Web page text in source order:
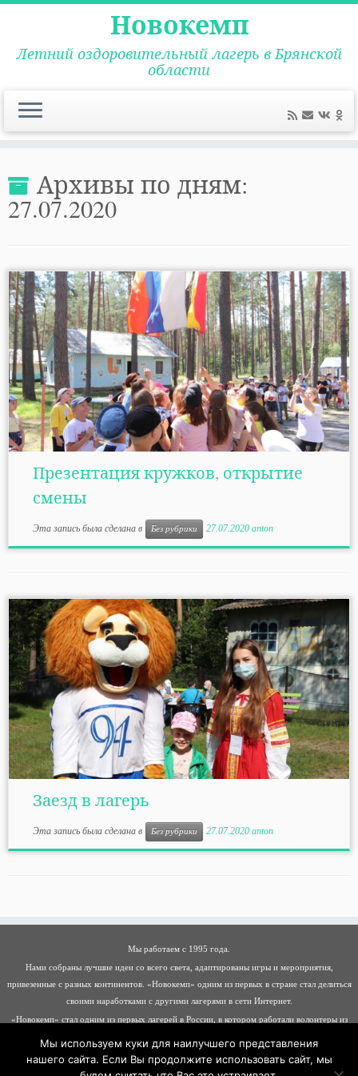
содержимому
Новокемп
Летний оздоровительный лагерь в Брянской
области
Архивы по дням:
27.07.2020
Презентация кружков, открытие
смены
Эта запись была сделана в Без рубрики 27.07.2020 anton
Заезд в лагерь
Эта запись была сделана в Без рубрики 27.07.2020 anton
Мы работаем с 1995 года.
Нами собраны лучшие идеи со всего света, адаптированы игры и мероприятия,
привезенные с разных континентов. «Новокемп» одним из первых в стране стал делиться
своими наработками с другими лагерями в сети Интернет.
«Новокемп» стал одним из первых лагерей в России, в котором работали волонтеры из
Мы используем куки для наилучшего представления
нашего сайта. Если Вы продолжите использовать сайт, мы